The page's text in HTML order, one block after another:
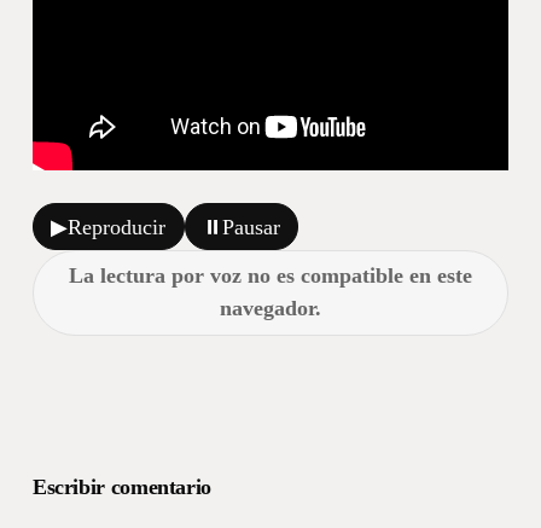
▶Reproducir ⏸Pausar
La lectura por voz no es compatible en este
navegador.
Escribir comentario